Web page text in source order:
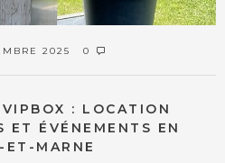
2025 0
: LOCATION
ET ÉVÉNEMENTS EN
ET-MARNE